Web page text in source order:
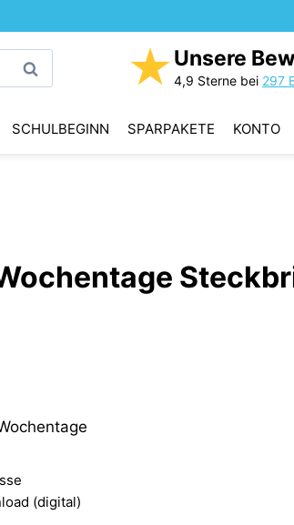
Suchen ★ Unsere
4,9 Sterne bei 297
SCHULBEGINN SPARPAKETE KONTO
(digital)